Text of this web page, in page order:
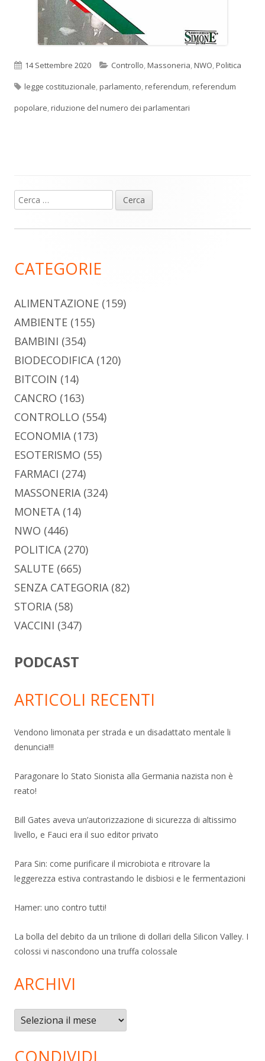
Pubblicato
14 Settembre 2020 Categorie
Controllo,Massoneria,NWO,Politica
Tag
legge costituzionale,parlamento,referendum,referendum
popolare,riduzione del numero dei parlamentari
Barra
laterale
Ricerca
per:
CATEGORIE
ALIMENTAZIONE (159)
AMBIENTE (155)
BAMBINI (354)
BIODECODIFICA(120)
BITCOIN (14)
CANCRO (163)
CONTROLLO (554)
ECONOMIA(173)
ESOTERISMO (55)
FARMACI (274)
MASSONERIA(324)
MONETA(14)
NWO (446)
POLITICA(270)
SALUTE (665)
SENZA CATEGORIA(82)
STORIA(58)
VACCINI (347)
PODCAST
ARTICOLI RECENTI
Vendono limonata per strada e un disadattato mentale li
denuncia!!!
Paragonare lo Stato Sionista alla Germania nazista non è
reato!
Bill Gates aveva un’autorizzazione di sicurezza di altissimo
livello, e Fauci era il suo editor privato
Para Sin: come purificare il microbiota e ritrovare la
leggerezza estiva contrastando le disbiosi e le fermentazioni
Hamer: uno contro tutti!
La bolla del debito da un trilione di dollari della Silicon Valley. I
colossi vi nascondono una truffa colossale
ARCHIVI
Archivi
CONDIVIDI